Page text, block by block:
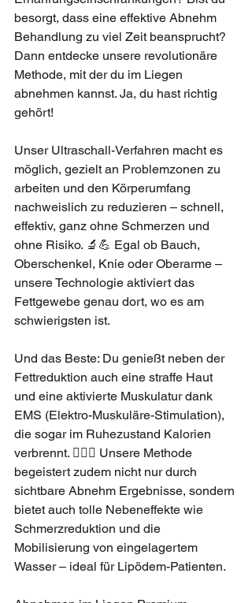
besorgt, dass eine effektive Abnehm
Behandlung zu viel Zeit beansprucht?
Dann entdecke unsere revolutionäre
Methode, mit der du im Liegen
abnehmen kannst. Ja, du hast richtig
gehört!
Unser Ultraschall-Verfahren macht es
möglich, gezielt an Problemzonen zu
arbeiten und den Körperumfang
nachweislich zu reduzieren – schnell,
effektiv, ganz ohne Schmerzen und
ohne Risiko. 🔬💪 Egal ob Bauch,
Oberschenkel, Knie oder Oberarme –
unsere Technologie aktiviert das
Fettgewebe genau dort, wo es am
schwierigsten ist.
Und das Beste: Du genießt neben der
Fettreduktion auch eine straffe Haut
und eine aktivierte Muskulatur dank
EMS (Elektro-Muskuläre-Stimulation),
die sogar im Ruhezustand Kalorien
verbrennt. 🏋️‍♀️🔥 Unsere Methode
begeistert zudem nicht nur durch
sichtbare Abnehm Ergebnisse, sondern
bietet auch tolle Nebeneffekte wie
Schmerzreduktion und die
Mobilisierung von eingelagertem
Wasser – ideal für Lipödem-Patienten.